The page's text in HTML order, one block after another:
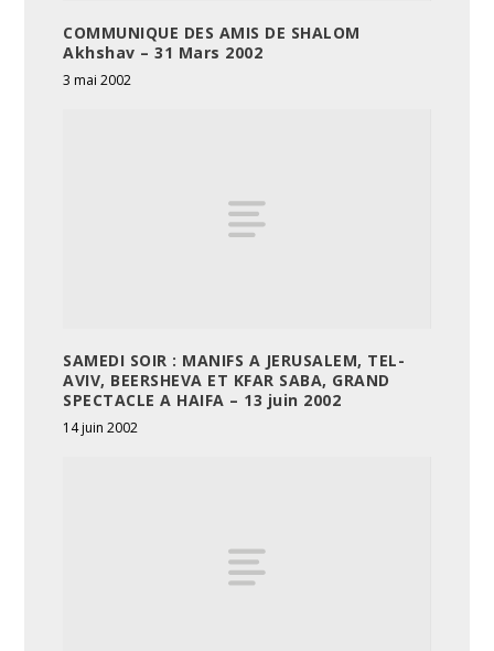
COMMUNIQUE DES AMIS DE SHALOM
Akhshav – 31 Mars 2002
3 mai 2002
SAMEDI SOIR : MANIFS A JERUSALEM, TEL-
AVIV, BEERSHEVA ET KFAR SABA, GRAND
SPECTACLE A HAIFA – 13 juin 2002
14 juin 2002